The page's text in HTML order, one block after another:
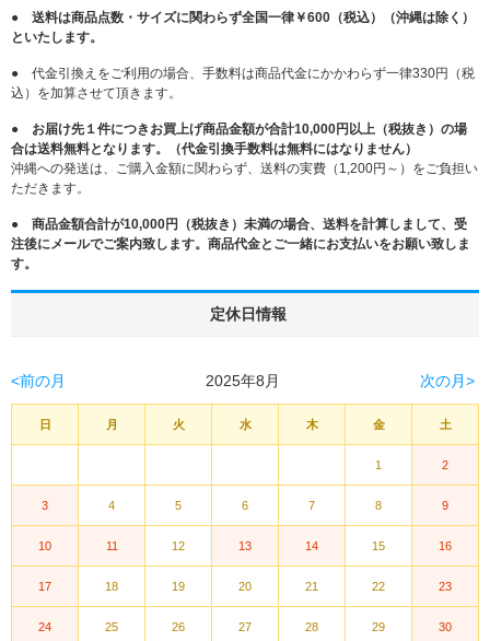
● 送料は商品点数・サイズに関わらず全国一律￥600（税込）（沖縄は除く）
といたします。
● 代金引換えをご利用の場合、手数料は商品代金にかかわらず一律330円（税
込）を加算させて頂きます。
● お届け先１件につきお買上げ商品金額が合計10,000円以上（税抜き）の場
合は送料無料となります。（代金引換手数料は無料にはなりません）
沖縄への発送は、ご購入金額に関わらず、送料の実費（1,200円～）をご負担い
ただきます。
● 商品金額合計が10,000円（税抜き）未満の場合、送料を計算しまして、受
注後にメールでご案内致します。商品代金とご一緒にお支払いをお願い致しま
す。
定休日情報
<前の月 2025年8月 次の月>
日 月 火 水 木 金 土
1 2
3 4 5 6 7 8 9
10 11 12 13 14 15 16
17 18 19 20 21 22 23
24 25 26 27 28 29 30